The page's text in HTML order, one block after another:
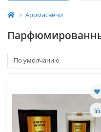
Аромасвечи